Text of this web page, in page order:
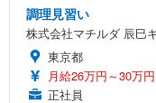
調理見習い
株式会社マチルダ 辰巳
東京都
月給26万円～30万円
正社員